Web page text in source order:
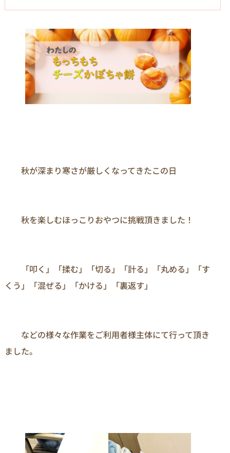
秋が深まり寒さが厳しくなってきたこの日
秋を楽しむほっこりおやつに挑戦頂きました！
「叩く」「揉む」「切る」「計る」「丸める」「す
くう」「混ぜる」「かける」「裏返す」
などの様々な作業をご利用者様主体にて行って頂き
ました。